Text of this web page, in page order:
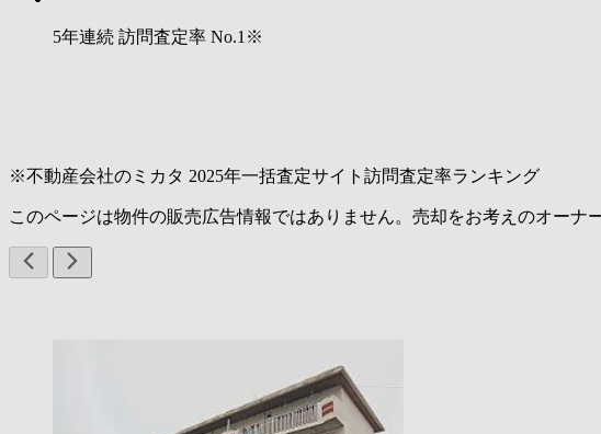
5年連続 訪問査定率 No.1 ※
※不動産会社のミカタ 2025年一括査定サイト訪問査定率ランキング
このページは物件の販売広告情報ではありません。売却をお考えのオーナ